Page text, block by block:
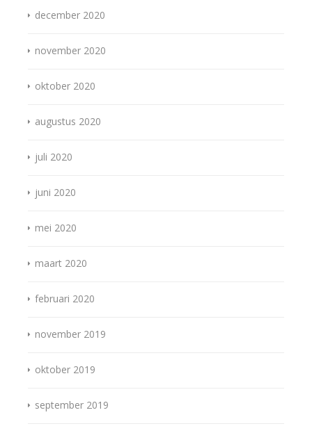
december 2020
november 2020
oktober 2020
augustus 2020
juli 2020
juni 2020
mei 2020
maart 2020
februari 2020
november 2019
oktober 2019
september 2019